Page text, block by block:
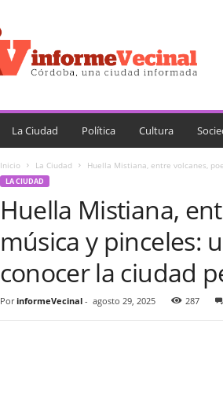
La Ciudad Política Cultura
Inicio La Ciudad Huella Mistiana, entre volcanes,
LA CIUDAD
Huella Mistiana,
música y pinceles:
conocer la ciudad
Por informeVecinal- agosto 29, 2025 287